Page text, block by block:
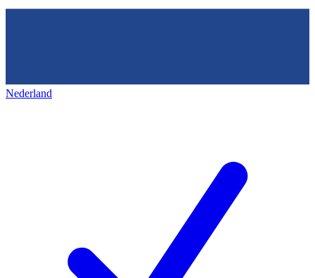
Nederland